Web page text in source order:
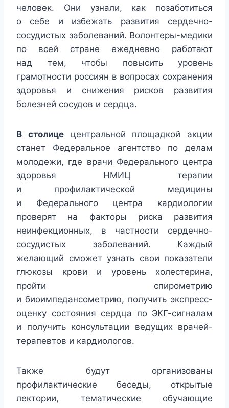
человек. Они узнали, как позаботиться
о себе и избежать развития сердечно-
сосудистых заболеваний. Волонтеры-медики
по всей стране ежедневно работают
над тем, чтобы повысить уровень
грамотности россиян в вопросах сохранения
здоровья и снижения рисков развития
болезней сосудов и сердца.
В столицецентральной площадкой акции
станет Федеральное агентство по делам
молодежи, где врачи Федерального центра
здоровья НМИЦ терапии
и профилактической медицины
и Федерального центра кардиологии
проверят на факторы риска развития
неинфекционных, в частности сердечно-
сосудистых заболеваний. Каждый
желающий сможет узнать свои показатели
глюкозы крови и уровень холестерина,
пройти спирометрию
и биоимпедансометрию, получить экспресс-
оценку состояния сердца по ЭКГ-сигналам
и получить консультации ведущих врачей-
терапевтов и кардиологов.
Также будут организованы
профилактические беседы, открытые
лектории, тематические обучающие